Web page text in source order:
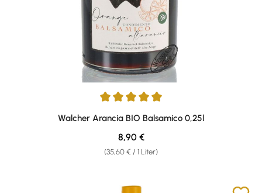
Durchschnittliche Bewertung von 5 von 5 Sternen
Walcher Arancia BIO Balsamico 0,25l
(35,60 € / 1 Liter)
Regulärer Preis:
8,90 €